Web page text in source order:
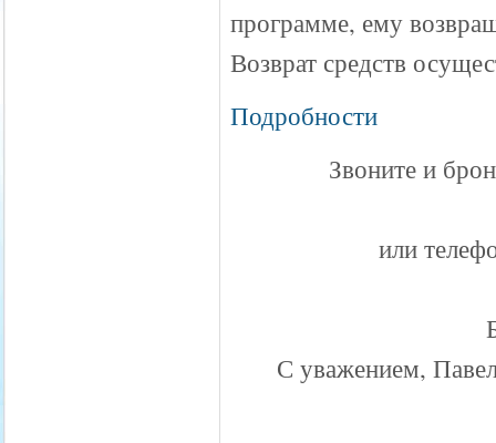
программе, ему
Возврат средств
Подробности
Звоните и
или
С уважением,